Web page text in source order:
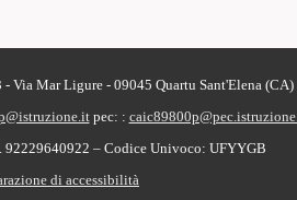
Via Mar Ligure - 09045 Quartu Sant'Elena (CA)
pec: :
92229640922 – Codice Univoco: UFYYGB
di accessibilità